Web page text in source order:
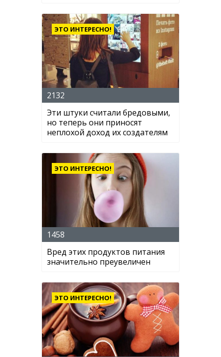
ЭТО ИНТЕРЕСНО!
2132
Эти штуки считали бредовыми,
но теперь они приносят
неплохой доход их создателям
ЭТО ИНТЕРЕСНО!
1458
Вред этих продуктов питания
значительно преувеличен
ЭТО ИНТЕРЕСНО!